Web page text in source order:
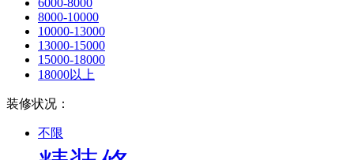
8000-10000
10000-13000
13000-15000
15000-18000
18000以上
装修状况：
不限